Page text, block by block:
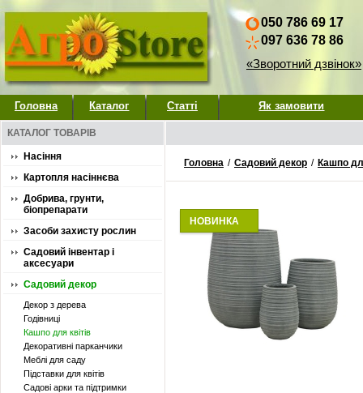
050 786 69 17
097 636 78 86
«Зворотний дзвінок»
Головна Каталог Статті Як замовити
КАТАЛОГ ТОВАРІВ
Насіння
Картопля насіннєва
Добрива, грунти,
біопрепарати
Засоби захисту рослин
Садовий інвентар і
аксесуари
Садовий декор
Декор з дерева
Годівниці
Кашпо для квітів
Декоративні парканчики
Меблі для саду
Підставки для квітів
Садові арки та підтримки
Головна / Садовий декор / Кашпо
НОВИНКА